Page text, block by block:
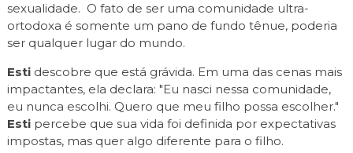
sexualidade. O fato de ser uma comunidade ultra-
ortodoxa é somente um pano de fundo tênue, poderia
ser qualquer lugar do mundo.
Estidescobre que está grávida. Em uma das cenas mais
impactantes, ela declara: "Eu nasci nessa comunidade,
eu nunca escolhi. Quero que meu filho possa escolher."
Estipercebe que sua vida foi definida por expectativas
impostas, mas quer algo diferente para o filho.